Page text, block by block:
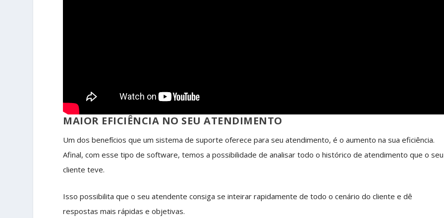
MAIOR EFICIÊNCIA NO SEU ATENDIMENTO
Um dos benefícios que um sistema de suporte oferece para seu atendimento, é o aumento na sua eficiência.
Afinal, com esse tipo de software, temos a possibilidade de analisar todo o histórico de atendimento que o seu
cliente teve.
Isso possibilita que o seu atendente consiga se inteirar rapidamente de todo o cenário do cliente e dê
respostas mais rápidas e objetivas.